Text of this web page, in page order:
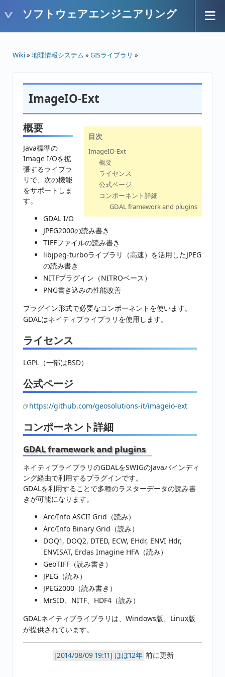
ソフトウェアエンジニアリング
Wiki» 地理情報システム » GISライブラリ »
ImageIO-Ext
目次
ImageIO-Ext
概要
ライセンス
公式ページ
コンポーネント詳細
GDAL framework and plugins
概要
Java標準の
Image I/Oを拡
張するライブラ
リで、次の機能
をサポートしま
す。
GDAL I/O
JPEG2000の読み書き
TIFFファイルの読み書き
libjpeg-turboライブラリ（高速）を活用したJPEG
の読み書き
NITFプラグイン（NITROベース）
PNG書き込みの性能改善
プラグイン形式で必要なコンポーネントを使います。
GDALはネイティブライブラリを使用します。
ライセンス
LGPL（一部はBSD）
公式ページ
https://github.com/geosolutions-it/imageio-ext
コンポーネント詳細
GDAL framework and plugins
ネイティブライブラリのGDALをSWIGのJavaバインディ
ング経由で利用するプラグインです。
GDALを利用することで多種のラスターデータの読み書
きが可能になります。
Arc/Info ASCII Grid（読み）
Arc/Info Binary Grid（読み）
DOQ1, DOQ2, DTED, ECW, EHdr, ENVI Hdr,
ENVISAT, Erdas Imagine HFA（読み）
GeoTIFF（読み書き）
JPEG（読み）
JPEG2000（読み書き）
MrSID、NITF、HDF4（読み）
GDALネイティブライブラリは、Windows版、Linux版
が提供されています。
ほぼ12年 前に更新